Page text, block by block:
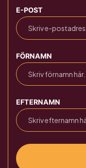
E-POST
FÖRNAMN
EFTERNAMN